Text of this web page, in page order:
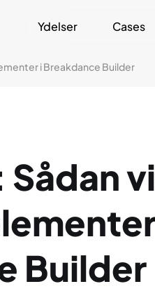
Ydelser Cases
i Breakdance Builder
Builder